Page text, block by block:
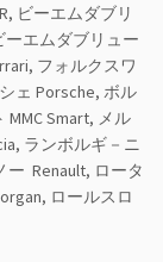
ビーエムダブリ
ーエムダブリュー
フォルクスワ
ェ Porsche, ボル
MMC Smart, メル
ランボルギ－ニ
ー Renault, ロータ
ロールスロ